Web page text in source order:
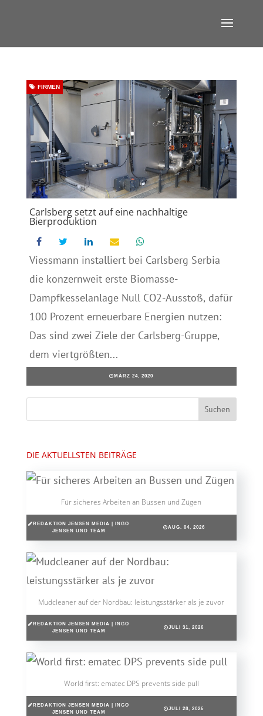
Carlsberg setzt auf eine nachhaltige
Bierproduktion
FIRMEN
Viessmann installiert bei Carlsberg Serbia
die konzernweit erste Biomasse-
Dampfkesselanlage Null CO2-Ausstoß, dafür
100 Prozent erneuerbare Energien nutzen:
Das sind zwei Ziele der Carlsberg-Gruppe,
dem viertgrößten...
MÄRZ 24, 2020
DIE AKTUELLSTEN BEITRÄGE
Für sicheres Arbeiten an Bussen und Zügen
REDAKTION JENSEN MEDIA | INGO
JENSEN UND TEAM
AUG. 04, 2026
Mudcleaner auf der Nordbau: leistungsstärker als je zuvor
REDAKTION JENSEN MEDIA | INGO
JENSEN UND TEAM
JULI 31, 2026
World first: ematec DPS prevents side pull
REDAKTION JENSEN MEDIA | INGO
JENSEN UND TEAM
JULI 28, 2026